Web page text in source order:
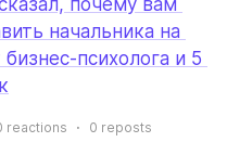
почему вам
начальника на
психолога и 5
reactions 0 reposts